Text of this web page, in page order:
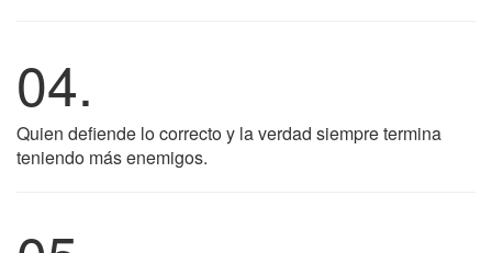
04.
Quien defiende lo correcto y la verdad siempre termina
teniendo más enemigos.